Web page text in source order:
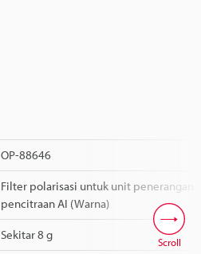
OP-88646
Filter polarisasi untuk unit penerangan
pencitraan AI (Warna)
Sekitar 8 g Scroll